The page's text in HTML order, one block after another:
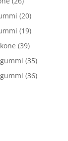
(20)
(19)
(39)
(35)
(36)